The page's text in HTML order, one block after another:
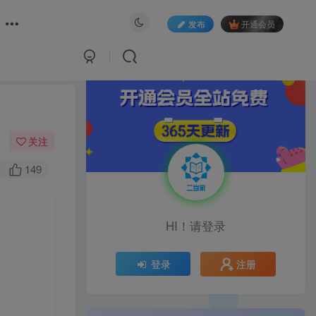
发布 开通会员
关注
149
HI！请登录
登录 注册